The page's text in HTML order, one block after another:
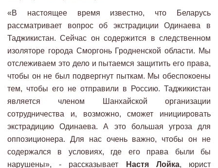
«В настоящее время известно, что Беларусь
рассматривает вопрос об экстрадиции Одинаева в
Таджикистан. Сейчас он содержится в следственном
изоляторе города Сморгонь Гродненской области. Мы
отслеживаем это дело и пытаемся защитить его права,
чтобы он не был подвергнут пыткам. Мы обеспокоены
тем, чтобы его не отправили в Россию. Таджикистан
является членом Шанхайской организации
сотрудничества и, возможно, сможет инициировать
экстрадицию Одинаева. А это большая угроза для
оппозиционера. Для нас очень важно, чтобы он не
содержался в условиях, где его права были бы
нарушены», - рассказывает
Настя Лойка, юрист